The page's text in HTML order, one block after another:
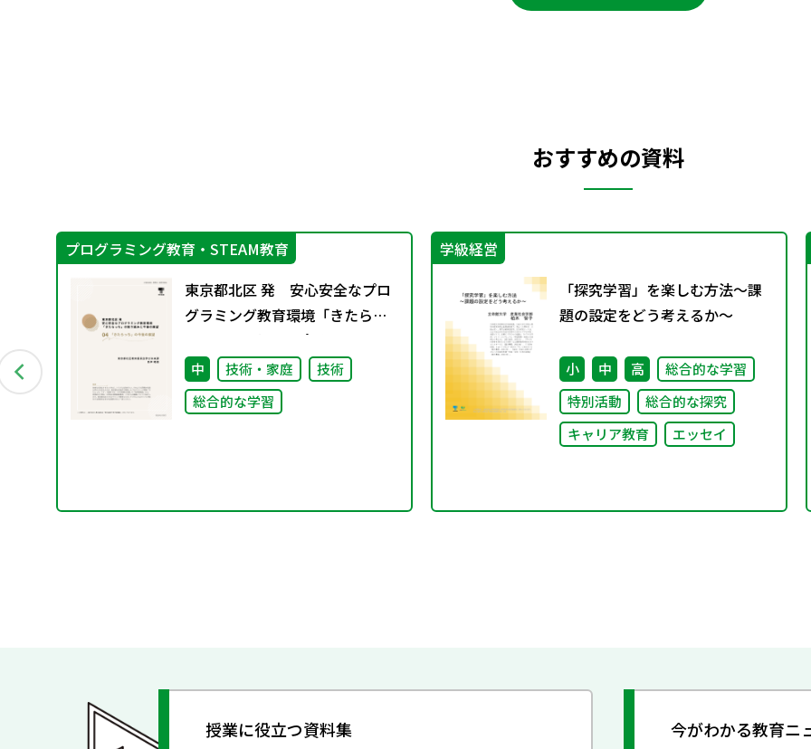
おすすめの資料
プログラミング教育・STEAM教育
東京都北区 発 安心安全なプロ
グラミング教育環境「きたらっ
ち」の取り組みと今後の展
望 04 「きたらっち」の今
後の展望
中 技術・家庭
技術
総合的な学習
学級経営
「探究学習」を楽しむ方法～課
題の設定をどう考えるか～
小 中 高
総合的な学習
特別活動
総合的な探究
キャリア教育
エッセイ
授業に役立つ資料集 今がわかる教育ニ